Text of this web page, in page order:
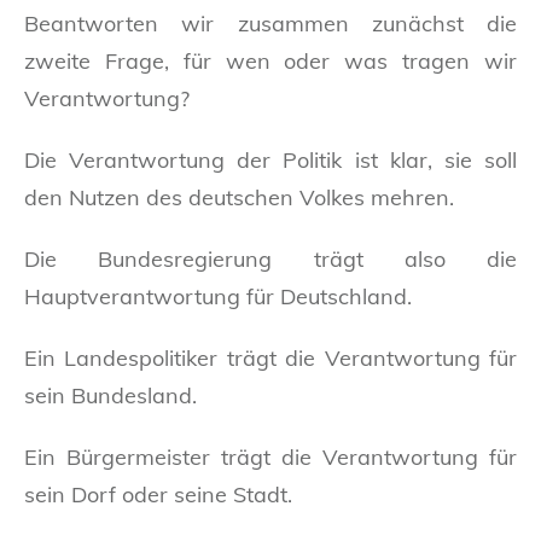
Beantworten wir zusammen zunächst die
zweite Frage, für wen oder was tragen wir
Verantwortung?
Die Verantwortung der Politik ist klar, sie soll
den Nutzen des deutschen Volkes mehren.
Die Bundesregierung trägt also die
Hauptverantwortung für Deutschland.
Ein Landespolitiker trägt die Verantwortung für
sein Bundesland.
Ein Bürgermeister trägt die Verantwortung für
sein Dorf oder seine Stadt.